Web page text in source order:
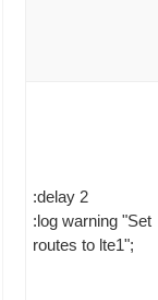
:delay 2
:log warning "Set
routes to lte1";